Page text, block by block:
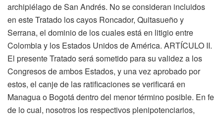
archipiélago de San Andrés. No se consideran incluidos
en este Tratado los cayos Roncador, Quitasueño y
Serrana, el dominio de los cuales está en litigio entre
Colombia y los Estados Unidos de América. ARTÍCULO II.
El presente Tratado será sometido para su validez a los
Congresos de ambos Estados, y una vez aprobado por
estos, el canje de las ratificaciones se verificará en
Managua o Bogotá dentro del menor término posible. En fe
de lo cual, nosotros los respectivos plenipotenciarios,